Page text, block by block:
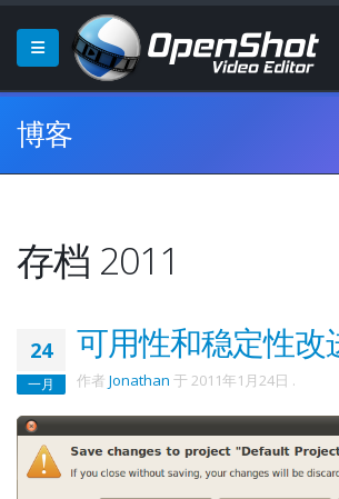
博客
存档 2011
24
一月
可用性和稳定性改
作者 Jonathan 于 2011年1月24日 .